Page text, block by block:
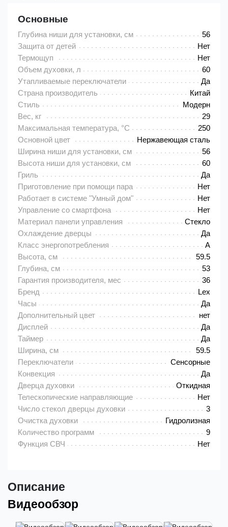
Основные
Глубина ниши для установки, см
56
Защита от детей
Нет
Термощуп
Нет
Объем духовки, л
60
Утапливаемые переключатели
Да
Страна производитель
Китай
Стиль
Модерн
Вес, кг
29
Максимальная температура, °C
250
Основной цвет
Нержавеющая сталь
Ширина ниши для установки, см
56
Высота ниши для установки, см
60
Гриль
Да
Приготовление при помощи пара
Нет
Работает в системе "Умный дом"
Нет
Управление со смартфона
Нет
Материал панели управления
Стекло
Охлаждение дверцы
Да
Класс энергопотребления
A
Высота, см
59.5
Глубина, см
53
Гарантия производителя, мес
36
Бренд
Lex
Часы
Да
Дополнительный цвет
нет
Дисплей
Да
Таймер
Да
Ширина, см
59.5
Переключатели
Сенсорные
Конвекция
Да
Дверца духовки
Откидная
Телескопические направляющие
Нет
Число стекол дверцы духовки
3
Очистка духовки
Гидролизная
Количество программ
9
Функция СВЧ
Нет
Описание
Видеообзор